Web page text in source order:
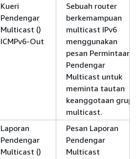
Kueri
Pendengar
Multicast ()
ICMPv6-Out
Sebuah router
berkemampuan
multicast IPv6
menggunakan
pesan Permintaan
Pendengar
Multicast untuk
meminta tautan
keanggotaan grup
multicast.
Laporan
Pendengar
Multicast ()
Pesan Laporan
Pendengar
Multicast